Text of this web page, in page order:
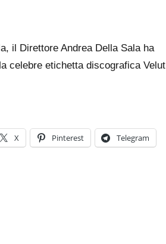
il Direttore Andrea Della Sala ha
celebre etichetta discografica Velut
X Pinterest Telegram